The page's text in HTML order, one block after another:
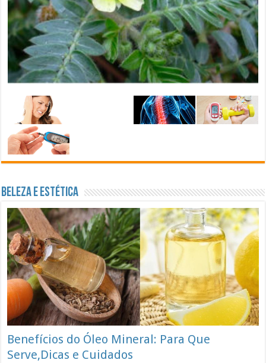
Shake Herbalife: O Melhor Shake Para Emagrecer !
outubro 6, 2016
Beleza E Estética
Benefícios do Óleo Mineral: Para Que
Serve,Dicas e Cuidados